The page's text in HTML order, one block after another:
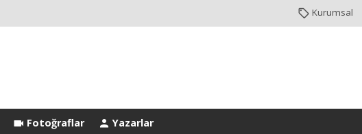
Kurumsal
Fotoğraflar Yazarlar